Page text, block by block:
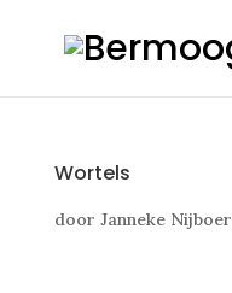
Wortels
door Janneke Nijboer